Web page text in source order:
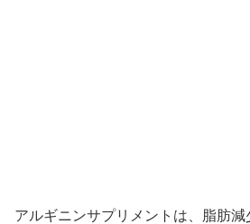
アルギニンサプリメントは、脂肪減